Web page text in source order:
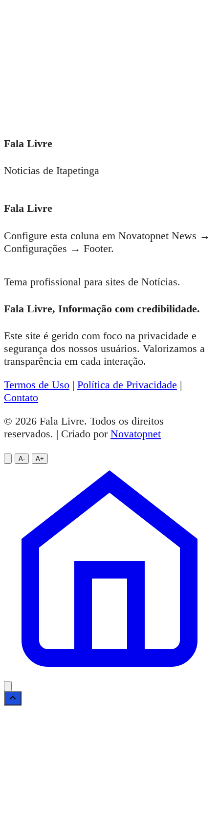
Fala Livre
Noticias de Itapetinga
Fala Livre
Configure esta coluna em Novatopnet News →
Configurações → Footer.
Tema profissional para sites de Notícias.
Fala Livre, Informação com credibilidade.
Este site é gerido com foco na privacidade e
segurança dos nossos usuários. Valorizamos a
transparência em cada interação.
Termos de Uso | Política de Privacidade |
Contato
© 2026 Fala Livre. Todos os direitos
reservados. | Criado por Novatopnet
A- A+